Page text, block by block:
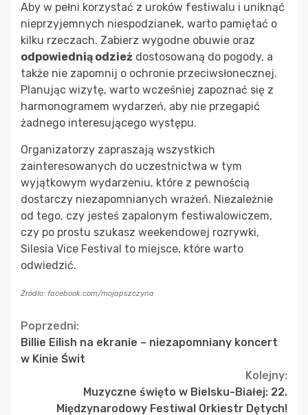
Aby w pełni korzystać z uroków festiwalu i uniknąć
nieprzyjemnych niespodzianek, warto pamiętać o
kilku rzeczach. Zabierz wygodne obuwie oraz
odpowiednią odzież dostosowaną do pogody, a
także nie zapomnij o ochronie przeciwsłonecznej.
Planując wizytę, warto wcześniej zapoznać się z
harmonogramem wydarzeń, aby nie przegapić
żadnego interesującego występu.
Organizatorzy zapraszają wszystkich
zainteresowanych do uczestnictwa w tym
wyjątkowym wydarzeniu, które z pewnością
dostarczy niezapomnianych wrażeń. Niezależnie
od tego, czy jesteś zapalonym festiwalowiczem,
czy po prostu szukasz weekendowej rozrywki,
Silesia Vice Festival to miejsce, które warto
odwiedzić.
Źródło: facebook.com/mojapszczyna
Continue
Reading
Poprzedni:
Billie Eilish na ekranie – niezapomniany koncert
w Kinie Świt
Kolejny:
Muzyczne święto w Bielsku-Białej: 22.
Międzynarodowy Festiwal Orkiestr Dętych!